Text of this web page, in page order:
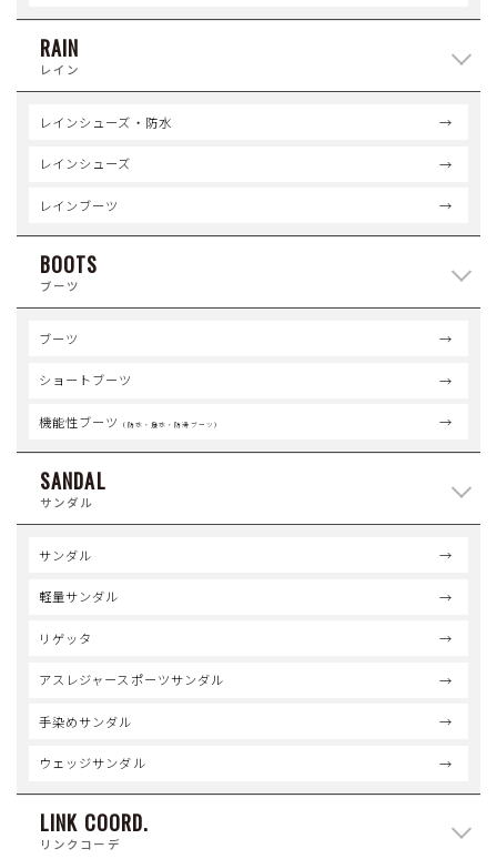
RAIN
レイン
レインシューズ・防水
レインシューズ
レインブーツ
BOOTS
ブーツ
ブーツ
ショートブーツ
機能性ブーツ （防水・撥水・防滑ブーツ）
SANDAL
サンダル
サンダル
軽量サンダル
リゲッタ
アスレジャースポーツサンダル
手染めサンダル
ウェッジサンダル
LINK COORD.
リンクコーデ